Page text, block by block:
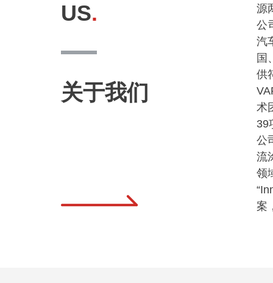
US.
关于我们
源
公
汽
国
供
术
39
公
流
领
案